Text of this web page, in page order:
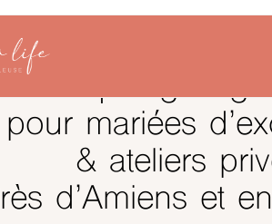
Maquillage
pour mariées
& ateliers
d’Amiens et